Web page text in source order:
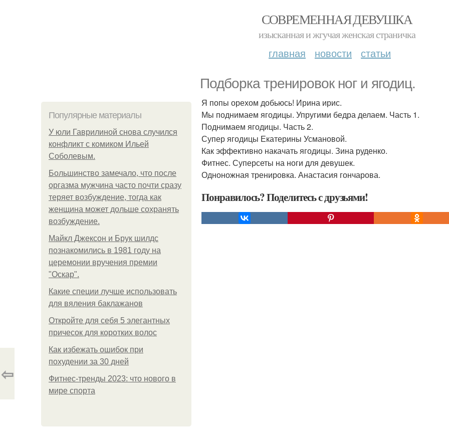
СОВРЕМЕННАЯ ДЕВУШКА
изысканная и жгучая женская страничка
главная новости статьи
Подборка тренировок ног и ягодиц.
Популярные материалы
У юли Гаврилиной снова случился
конфликт с комиком Ильей
Соболевым.
Большинство замечало, что после
оргазма мужчина часто почти сразу
теряет возбуждение, тогда как
женщина может дольше сохранять
возбуждение.
Майкл Джексон и Брук шилдс
познакомились в 1981 году на
церемонии вручения премии
"Оскар".
Какие специи лучше использовать
для вяления баклажанов
Откройте для себя 5 элегантных
причесок для коротких волос
Как избежать ошибок при
похудении за 30 дней
Фитнес-тренды 2023: что нового в
мире спорта
Я попы орехом добьюсь! Ирина ирис.
Мы поднимаем ягодицы. Упругими бедра делаем. Часть 1.
Поднимаем ягодицы. Часть 2.
Супер ягодицы Екатерины Усмановой.
Как эффективно накачать ягодицы. Зина руденко.
Фитнес. Суперсеты на ноги для девушек.
Одноножная тренировка. Анастасия гончарова.
Понравилось? Поделитесь с друзьями!
⇦